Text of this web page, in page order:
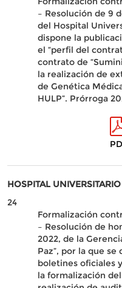
– Resolución de 9
del Hospital
dispone la
el “perfil del
contrato de
la realización de
de Genética
HULP”. Prórroga
HOSPITAL UNIVERSITARIO
24
Formalización
– Resolución de
2022, de la
Paz”, por la que
boletines oficiales
la formalización